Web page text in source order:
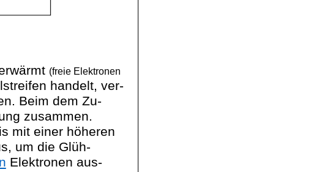
(freie Elektronen
handelt, ver-
Beim dem Zu-
zusammen.
mit einer höheren
um die Glüh-
Elektronen aus-